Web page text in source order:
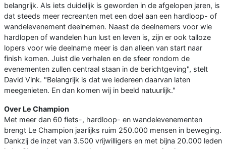
belangrijk. Als iets duidelijk is geworden in de afgelopen jaren, is
dat steeds meer recreanten met een doel aan een hardloop- of
wandelevenement deelnemen. Naast de deelnemers voor wie
hardlopen of wandelen hun lust en leven is, zijn er ook talloze
lopers voor wie deelname meer is dan alleen van start naar
finish komen. Juist die verhalen en de sfeer rondom de
evenementen zullen centraal staan in de berichtgeving", stelt
David Vink. "Belangrijk is dat we iedereen daarvan laten
meegenieten. En dan komen wij in beeld natuurlijk."
Over Le Champion
Met meer dan 60 fiets-, hardloop- en wandelevenementen
brengt Le Champion jaarlijks ruim 250.000 mensen in beweging.
Dankzij de inzet van 3.500 vrijwilligers en met bijna 20.000 leden